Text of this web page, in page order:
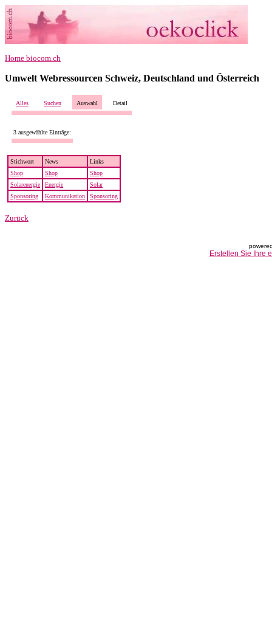
Home biocom.ch
Umwelt Webressourcen Schweiz, Deutschland und Österreich
Alles Suchen Auswahl Detail
3 ausgewählte Einträge:
Stichwort News
Links
Shop
Shop
Shop
Solarenergie
Energie
Solar
Sponsoring
Kommunikation Sponsoring
Zurück
Erstellen Sie Ihre